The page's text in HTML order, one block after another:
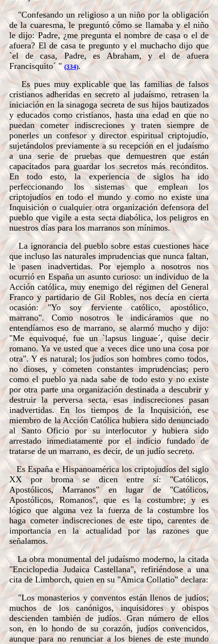
"Confesando un religioso a un niño por la obligación
de la cuaresma, le preguntó cómo se llamaba y el niño
le dijo: Padre, ¿me pregunta el nombre de casa o el de
afuera? El de casa te pregunto y el muchacho dijo que
`el de casa, Padre, es Abraham, y el de afuera
Francisquito´ "(334).
Es pues muy explicable que las familias de falsos
cristianos adheridas en secreto al judaísmo, retrasen la
iniciación en la sinagoga secreta de sus hijos bautizados
y educados como cristianos, hasta una edad en que no
puedan cometer indiscreciones y traten siempre de
ponerles un confesor y director espiritual criptojudío,
sujetándolos previamente a su recepción en el judaísmo
a una serie de pruebas que demuestren que están
capacitados para guardar los secretos más recónditos.
En todo esto, la experiencia de siglos ha ido
perfeccionando los sistemas que emplean los
criptojudíos en todo el mundo y como no existe una
Inquisición o cualquier otra organización defensora del
pueblo que vigile a esta secta diabólica, los peligros en
nuestros días para los marranos son mínimos.
La ignorancia del pueblo sobre estas cuestiones hace
que incluso las naturales imprudencias que nunca faltan,
le pasen inadvertidas. Por ejemplo a nosotros nos
ocurrió en España un asunto curioso: un individuo de la
Acción católica, muy enemigo del régimen del General
Franco y partidario de Gil Robles, nos decía en cierta
ocasión: "Yo soy ferviente católico, apostólico,
marrano". Como nosotros le indicáramos que no
entendíamos eso de marrano, se alarmó mucho y dijo:
"Me equivoqué, fue un `lapsus linguae´, quise decir
romano. Ya ve usted que a veces dice uno una cosa por
otra". Y es natural; los judíos son hombres como todos,
no dioses, y cometen constantes imprudencias; pero
como el pueblo ya nada sabe de todo esto y no existe
por otra parte una organización destinada a descubrir y
destruir la perversa secta, esas indiscreciones pasan
inadvertidas. En los tiempos de la Inquisición, ese
miembro de la Acción Católica hubiera sido denunciado
al Santo Oficio por su interlocutor y hubiera sido
arrestado inmediatamente por el indicio fundado de
tratarse de un marrano, es decir, de un judío secreto.
Es España e Hispanoamérica los criptojudíos del siglo
XX por broma se dicen entre sí: "Católicos,
Apostólicos, Marranos" en lugar de "Católicos,
Apostólicos, Romanos", que es la costumbre; y es
lógico que alguna vez la fuerza de la costumbre los
haga cometer indiscreciones de este tipo, carentes de
importancia en la actualidad por las razones que
señalamos.
La obra monumental del judaísmo moderno, la citada
"Enciclopedia Judaica Castellana", refiriéndose a una
cita de Limborch, quien en su "Amica Collatio" declara:
"Los monasterios y conventos están llenos de judíos;
muchos de los canónigos, inquisidores y obispos
descienden también de judíos. Gran número de ellos
son, en lo hondo de su corazón, judíos convencidos,
aunque para no renunciar a los bienes de este mundo